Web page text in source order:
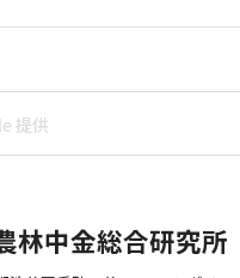
林中金総合研究所